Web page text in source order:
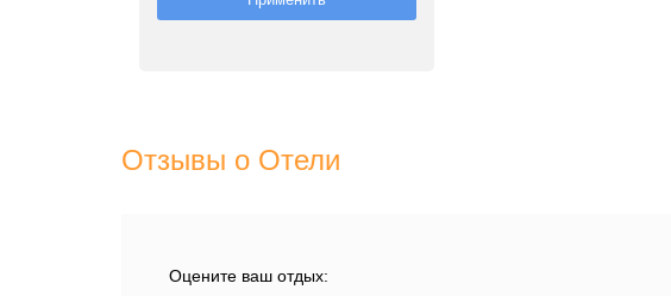
Отзывы о Отели
Оцените ваш отдых: